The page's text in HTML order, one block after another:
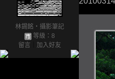
林錫銘‧攝影筆記
等級：8
留言
加入好友